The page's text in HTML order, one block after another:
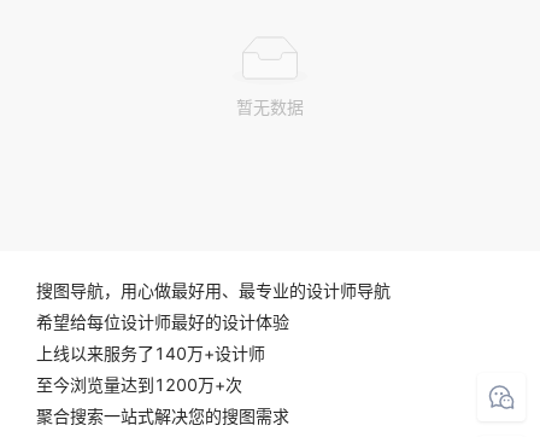
暂无数据
搜图导航，用心做最好用、最专业的设计师导航
希望给每位设计师最好的设计体验
上线以来服务了140万+设计师
至今浏览量达到1200万+次
聚合搜索一站式解决您的搜图需求